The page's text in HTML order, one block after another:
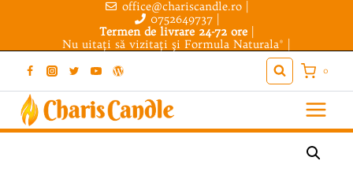
content
office@chariscandle.ro|
0752649737
Termen de livrare 24-72 ore|
Nu uitaţi să vizitaţi şi Formula Naturala®
0